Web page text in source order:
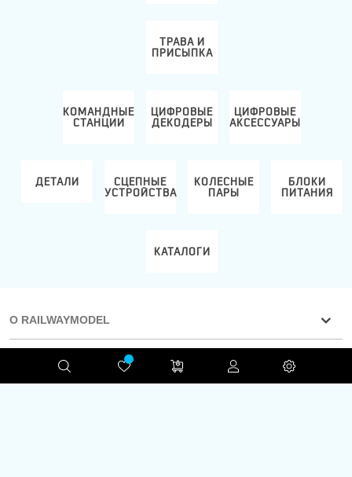
ТРАВА И
ПРИСЫПКА
КОМАНДНЫЕ
СТАНЦИИ
ЦИФРОВЫЕ
ДЕКОДЕРЫ
ЦИФРОВЫЕ
АКСЕССУАРЫ
ДЕТАЛИ
СЦЕПНЫЕ
УСТРОЙСТВА
КОЛЕСНЫЕ
ПАРЫ
БЛОКИ
ПИТАНИЯ
КАТАЛОГИ
О RAILWAYMODEL
ИНФОРМАЦИЯ